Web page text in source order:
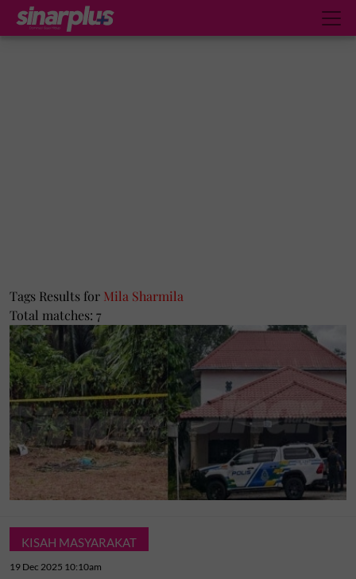
Tags Results for Mila Sharmila
Total matches: 7
KISAH MASYARAKAT
19 Dec 2025 10:10am